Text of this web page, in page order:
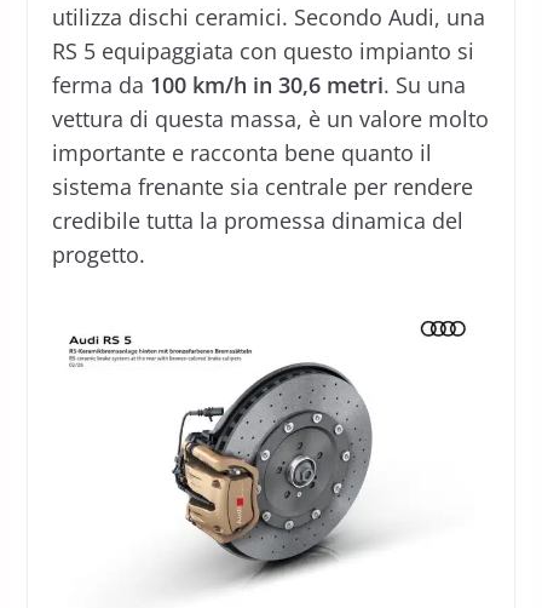
utilizza dischi ceramici. Secondo Audi, una
RS 5 equipaggiata con questo impianto si
ferma da 100 km/h in 30,6 metri. Su una
vettura di questa massa, è un valore molto
importante e racconta bene quanto il
sistema frenante sia centrale per rendere
credibile tutta la promessa dinamica del
progetto.